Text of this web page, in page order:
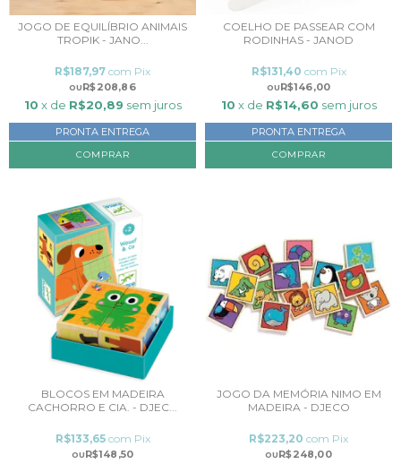
JOGO DE EQUILÍBRIO ANIMAIS
TROPIK - JANO...
R$208,86
R$187,97 com Pix
10 x de R$20,89 sem juros
PRONTA ENTREGA
COELHO DE PASSEAR COM
RODINHAS - JANOD
R$146,00
R$131,40 com Pix
10 x de R$14,60 sem juros
PRONTA ENTREGA
BLOCOS EM MADEIRA
CACHORRO E CIA. - DJEC...
R$148,50
R$133,65 com Pix
JOGO DA MEMÓRIA NIMO EM
MADEIRA - DJECO
R$248,00
R$223,20 com Pix